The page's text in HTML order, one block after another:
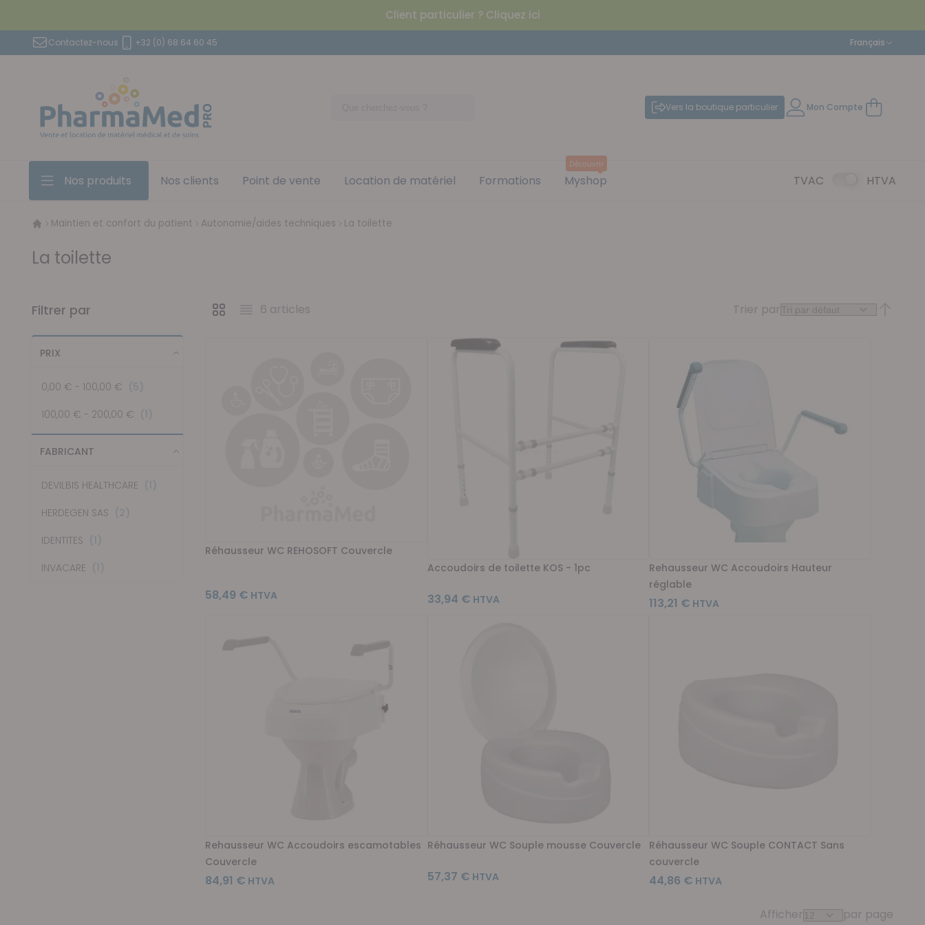
Client particulier ? Cliquez ici
Aller au contenu
Contactez-nous +32 (0) 68 64 60 45 Langue
Français
Vers la boutique particulier Mon Compte Mon panier
Nos produits Nos clients Point de vente Location de matériel Formations Myshop
Découvrir
TVAC HTVA
Maintien et confort du patient Autonomie/aides techniques La toilette
La toilette
Afficher en6 articles
Trier par
Réhausseur WC REHOSOFT Couvercle
58,49 €
Accoudoirs de toilette KOS - 1pc
33,94 €
Rehausseur WC Accoudoirs Hauteur
réglable
113,21 €
Rehausseur WC Accoudoirs escamotables
Couvercle
84,91 €
Réhausseur WC Souple mousse Couvercle
57,37 €
Réhausseur WC Souple CONTACT Sans
couvercle
44,86 €
Afficher par page
Filtrer par
PRIX
0,00 € - 100,00 € 5
articles
100,00 € - 200,00 € 1
article
FABRICANT
DEVILBIS HEALTHCARE 1
article
HERDEGEN SAS 2
articles
IDENTITES 1
article
INVACARE 1
article